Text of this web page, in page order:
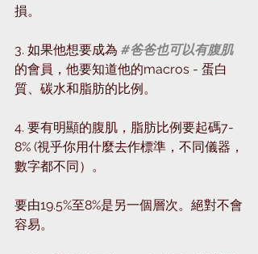
損。
3. 如果他想要成為 #爸爸也可以有腹肌
的會員，他要知道他的macros - 蛋白
質、碳水和脂肪的比例。
4. 要有明顯的腹肌，脂肪比例要起碼7-
8% (視乎你用什麼去作標準，不同儀器，
數字都不同）。
要由19.5%至8%是另一個層次。絕對不會
容易。